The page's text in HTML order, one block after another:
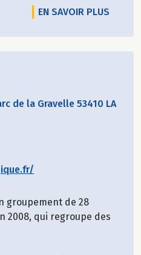
EN SAVOIR PLUS
de la Gravelle 53410 LA
groupement de 28
2008, qui regroupe des